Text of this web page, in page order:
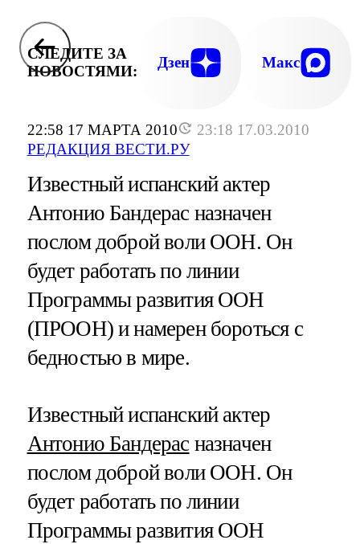
22:58 17 МАРТА 2010
23:18 17.03.2010
РЕДАКЦИЯ ВЕСТИ.РУ
СЛЕДИТЕ ЗА
НОВОСТЯМИ:
Дзен Макс
Известный испанский актер
Антонио Бандерас назначен
послом доброй воли ООН. Он
будет работать по линии
Программы развития ООН
(ПРООН) и намерен бороться с
бедностью в мире.
Известный испанский актер
Антонио Бандерасназначен
послом доброй воли ООН. Он
будет работать по линии
Программы развития ООН